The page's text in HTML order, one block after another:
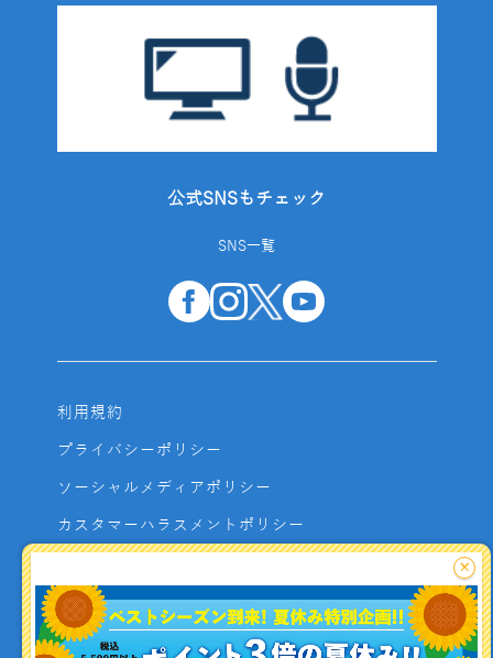
公式SNSもチェック
SNS一覧
利用規約
プライバシーポリシー
ソーシャルメディアポリシー
カスタマーハラスメントポリシー
よくあるご質問
お問い合わせ
×